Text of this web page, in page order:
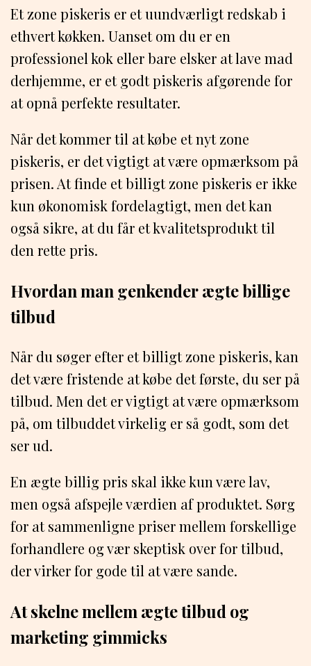
Et zone piskeris er et uundværligt redskab i
ethvert køkken. Uanset om du er en
professionel kok eller bare elsker at lave mad
derhjemme, er et godt piskeris afgørende for
at opnå perfekte resultater.
Når det kommer til at købe et nyt zone
piskeris, er det vigtigt at være opmærksom på
prisen. At finde et billigt zone piskeris er ikke
kun økonomisk fordelagtigt, men det kan
også sikre, at du får et kvalitetsprodukt til
den rette pris.
Hvordan man genkender ægte billige
tilbud
Når du søger efter et billigt zone piskeris, kan
det være fristende at købe det første, du ser på
tilbud. Men det er vigtigt at være opmærksom
på, om tilbuddet virkelig er så godt, som det
ser ud.
En ægte billig pris skal ikke kun være lav,
men også afspejle værdien af produktet. Sørg
for at sammenligne priser mellem forskellige
forhandlere og vær skeptisk over for tilbud,
der virker for gode til at være sande.
At skelne mellem ægte tilbud og
marketing gimmicks